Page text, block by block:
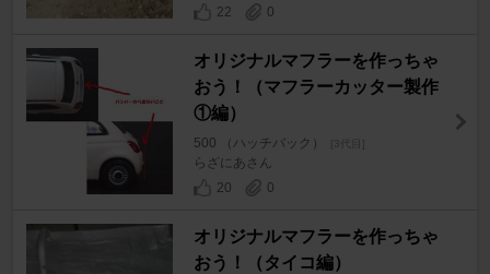
22
0
オリジナルマフラーを作っちゃ
おう！（マフラーカッター製作
①編）
500 （ハッチバック） [3代目]
らざにあさん
20
0
オリジナルマフラーを作っちゃ
おう！（タイコ編）